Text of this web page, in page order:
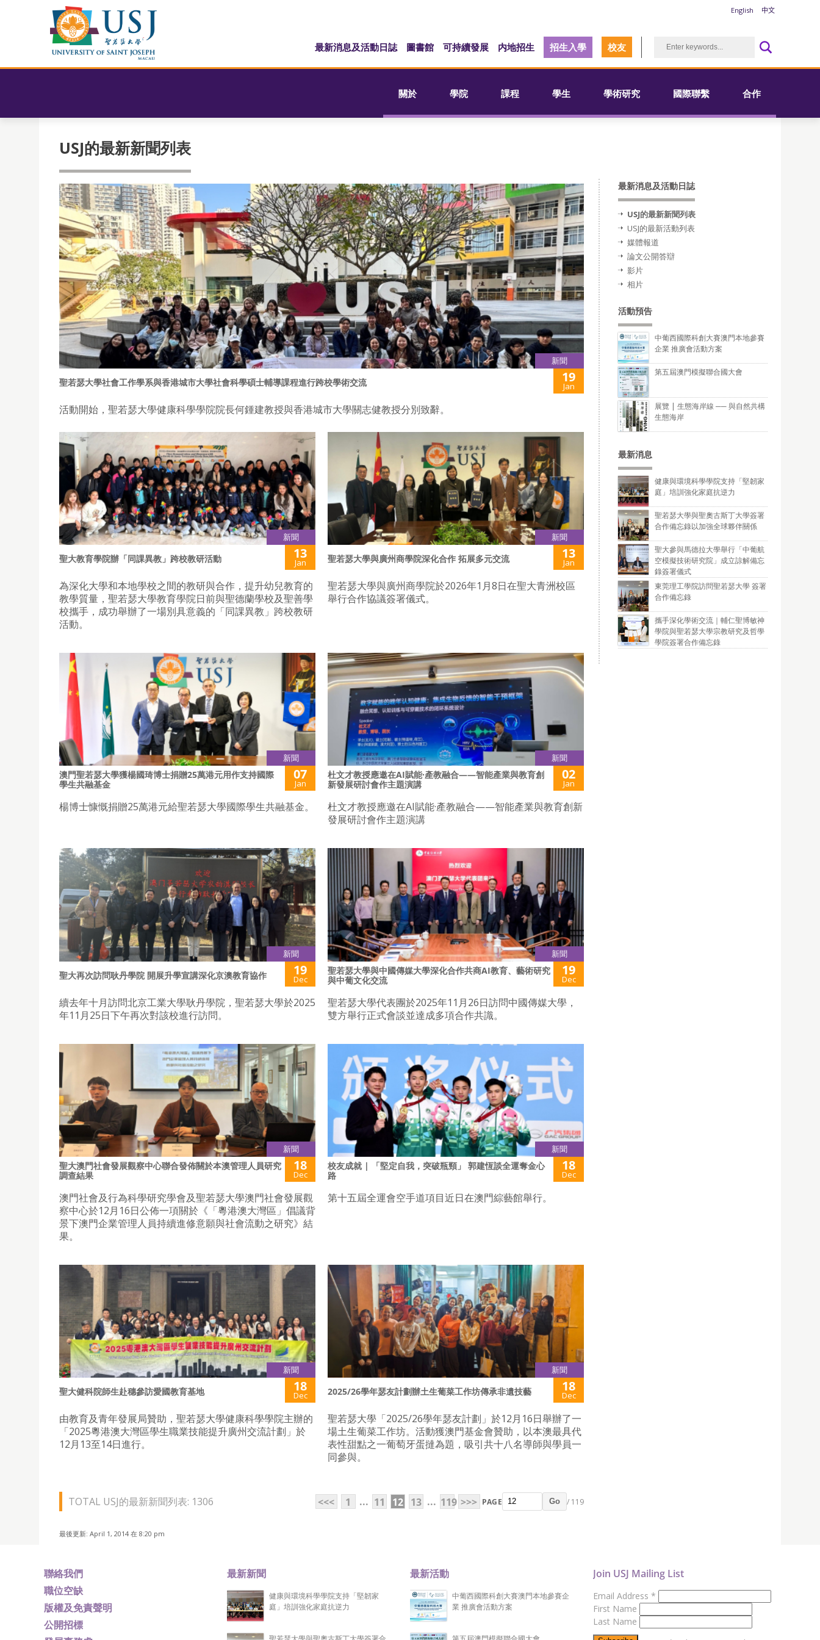
English 中文
最新消息及活動日誌 圖書館 可持續發展 内地招生 招生入學 校友
關於 學院 課程 學生 學術研究 國際聯繫 合作
USJ的最新新聞列表
新聞
聖若瑟大學社會工作學系與香港城市大學社會科學碩士輔導課程進行跨校學術交流 19
Jan
活動開始，聖若瑟大學健康科學學院院長何鍾建教授與香港城市大學關志健教授分別致辭。
新聞
聖大教育學院辦「同課異教」跨校教研活動 13
Jan
為深化大學和本地學校之間的教研與合作，提升幼兒教育的
教學質量，聖若瑟大學教育學院日前與聖德蘭學校及聖善學
校攜手，成功舉辦了一場別具意義的「同課異教」跨校教研
活動。
新聞
聖若瑟大學與廣州商學院深化合作 拓展多元交流 13
Jan
聖若瑟大學與廣州商學院於2026年1月8日在聖大青洲校區
舉行合作協議簽署儀式。
新聞
澳門聖若瑟大學獲楊國琦博士捐贈25萬港元用作支持國際
學生共融基金
07
Jan
楊博士慷慨捐贈25萬港元給聖若瑟大學國際學生共融基金。
新聞
杜文才教授應邀在AI賦能·產教融合——智能產業與教育創
新發展研討會作主題演講
02
Jan
杜文才教授應邀在AI賦能·產教融合——智能產業與教育創新
發展研討會作主題演講
新聞
聖大再次訪問耿丹學院 開展升學宣講深化京澳教育協作 19
Dec
續去年十月訪問北京工業大學耿丹學院，聖若瑟大學於2025
年11月25日下午再次對該校進行訪問。
新聞
聖若瑟大學與中國傳媒大學深化合作共商AI教育、藝術研究
與中葡文化交流
19
Dec
聖若瑟大學代表團於2025年11月26日訪問中國傳媒大學，
雙方舉行正式會談並達成多項合作共識。
新聞
聖大澳門社會發展觀察中心聯合發佈關於本澳管理人員研究
調查結果
18
Dec
澳門社會及行為科學研究學會及聖若瑟大學澳門社會發展觀
察中心於12月16日公佈一項關於《「粵港澳大灣區」倡議背
景下澳門企業管理人員持續進修意願與社會流動之研究》結
果。
新聞
校友成就 | 「堅定自我，突破瓶頸」 郭建恆談全運奪金心
路
18
Dec
第十五屆全運會空手道項目近日在澳門綜藝館舉行。
新聞
聖大健科院師生赴穗參訪愛國教育基地 18
Dec
由教育及青年發展局贊助，聖若瑟大學健康科學學院主辦的
「2025粵港澳大灣區學生職業技能提升廣州交流計劃」於
12月13至14日進行。
新聞
2025/26學年瑟友計劃辦土生葡菜工作坊傳承非遺技藝 18
Dec
聖若瑟大學「2025/26學年瑟友計劃」於12月16日舉辦了一
場土生葡菜工作坊。活動獲澳門基金會贊助，以本澳最具代
表性甜點之一葡萄牙蛋撻為題，吸引共十八名導師與學員一
同參與。
TOTAL USJ的最新新聞列表: 1306 <<< 1 ... 11 12 13 ... 119 >>> PAGE Go / 119
最後更新: April 1, 2014 在 8:20 pm
最新消息及活動日誌
USJ的最新新聞列表
USJ的最新活動列表
媒體報道
論文公開答辯
影片
相片
活動預告
中葡西國際科創大賽澳門本地參賽
企業 推廣會活動方案
第五屆澳門模擬聯合國大會
展覽 | 生態海岸線 ── 與自然共構
生態海岸
最新消息
健康與環境科學學院支持「堅韌家
庭」培訓強化家庭抗逆力
聖若瑟大學與聖奧古斯丁大學簽署
合作備忘錄以加強全球夥伴關係
聖大參與馬德拉大學舉行「中葡航
空模擬技術研究院」成立諒解備忘
錄簽署儀式
東莞理工學院訪問聖若瑟大學 簽署
合作備忘錄
攜手深化學術交流｜輔仁聖博敏神
學院與聖若瑟大學宗教研究及哲學
學院簽署合作備忘錄
聯絡我們
職位空缺
版權及免責聲明
公開招標
最新新聞
健康與環境科學學院支持「堅韌家
庭」培訓強化家庭抗逆力
最新活動
中葡西國際科創大賽澳門本地參賽企
業 推廣會活動方案
Join USJ Mailing List
Email Address *
First Name
Last Name